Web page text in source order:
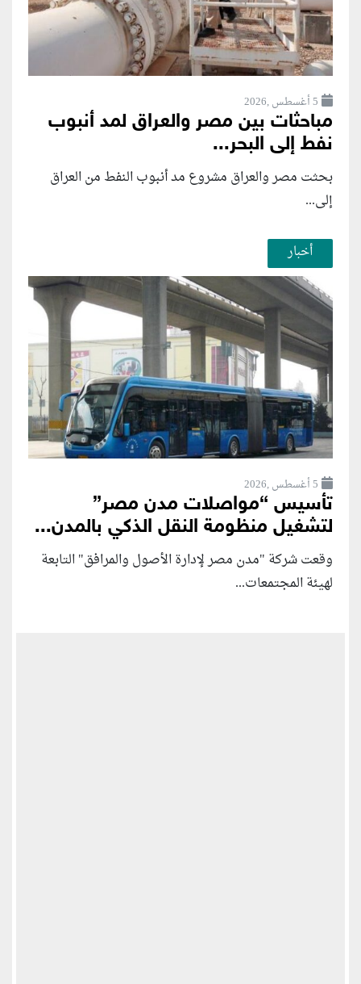
5 أغسطس ,2026
مباحثات بين مصر والعراق لمد أنبوب
نفط إلى البحر...
بحثت مصر والعراق مشروع مد أنبوب النفط من العراق
إلى...
أخبار
5 أغسطس ,2026
تأسيس “مواصلات مدن مصر”
لتشغيل منظومة النقل الذكي بالمدن...
وقعت شركة "مدن مصر لإدارة الأصول والمرافق" التابعة
لهيئة المجتمعات...